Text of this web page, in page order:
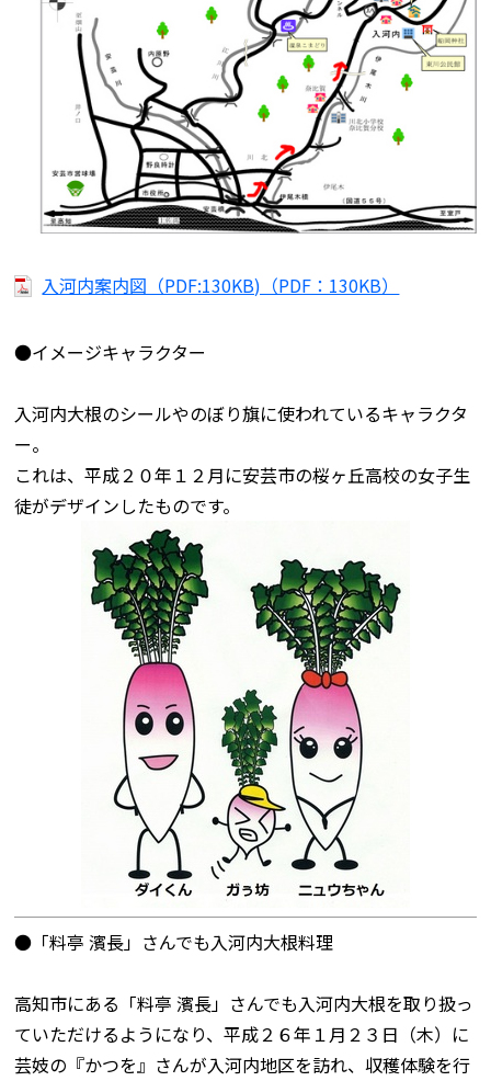
入河内案内図（PDF:130KB)（PDF：130KB）
●イメージキャラクター
入河内大根のシールやのぼり旗に使われているキャラクタ
ー。
これは、平成２０年１２月に安芸市の桜ヶ丘高校の女子生
徒がデザインしたものです。
●「料亭 濱長」さんでも入河内大根料理
高知市にある「料亭 濱長」さんでも入河内大根を取り扱っ
ていただけるようになり、平成２６年１月２３日（木）に
芸妓の『かつを』さんが入河内地区を訪れ、収穫体験を行